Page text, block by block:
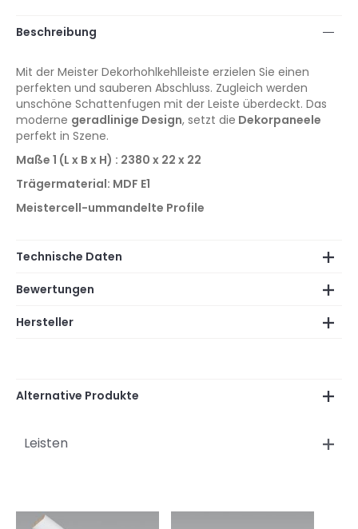
Beschreibung
Mit der Meister Dekorhohlkehlleiste erzielen Sie einen
perfekten und sauberen Abschluss. Zugleich werden
unschöne Schattenfugen mit der Leiste überdeckt. Das
moderne geradlinige Design, setzt die Dekorpaneele
perfekt in Szene.
Maße 1 (L x B x H) : 2380 x 22 x 22
Trägermaterial: MDF E1
Meistercell-ummandelte Profile
Technische Daten
Bewertungen
Hersteller
Alternative Produkte
Leisten